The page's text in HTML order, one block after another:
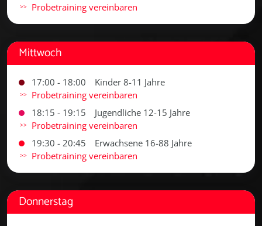
Probetraining vereinbaren
Mittwoch
17:00 - 18:00
Kinder 8-11 Jahre
Probetraining vereinbaren
18:15 - 19:15
Jugendliche 12-15 Jahre
Probetraining vereinbaren
19:30 - 20:45
Erwachsene 16-88 Jahre
Probetraining vereinbaren
Donnerstag